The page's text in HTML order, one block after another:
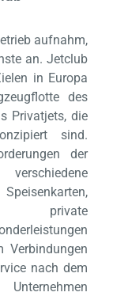
aufnahm,
an. Jetclub
in Europa
des
Privatjets, die
sind.
der
private
Verbindungen
nach dem